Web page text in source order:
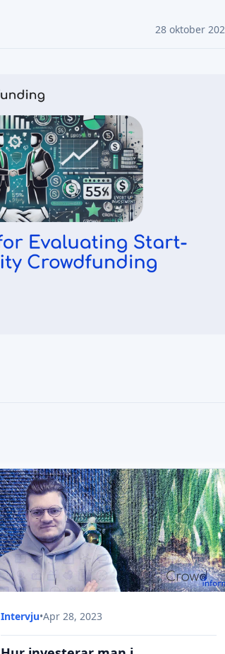
Intervju•Apr 28, 2023
Hur investerar man i
jordbruksprojekt via
crowdfunding?
inom jordbruket - det är ämnet för dagens
intervju i Explore Crowdfunding.